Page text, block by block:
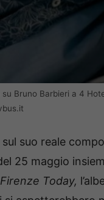
su Bruno Barbieri a 4
suo reale
25 maggio
Firenze Today,